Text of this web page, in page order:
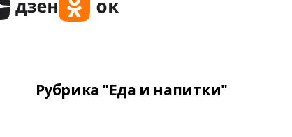
Рубрика "Еда и напитки"